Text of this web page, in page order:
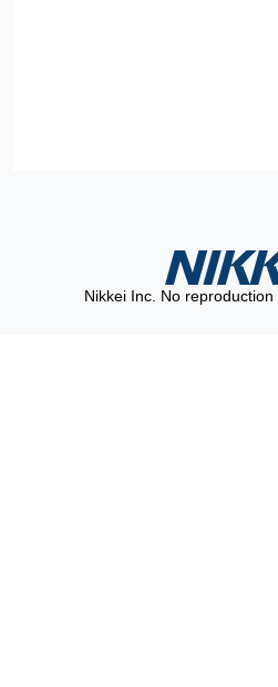
Nikkei Inc. No reproduction